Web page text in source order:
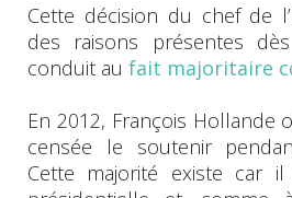
Cette décision du chef de
des raisons présentes
conduit au fait majoritaire
En 2012, François Hollande
censée le soutenir
Cette majorité existe car il